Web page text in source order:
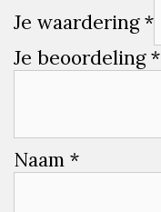
Je waardering*
Je beoordeling*
Naam *